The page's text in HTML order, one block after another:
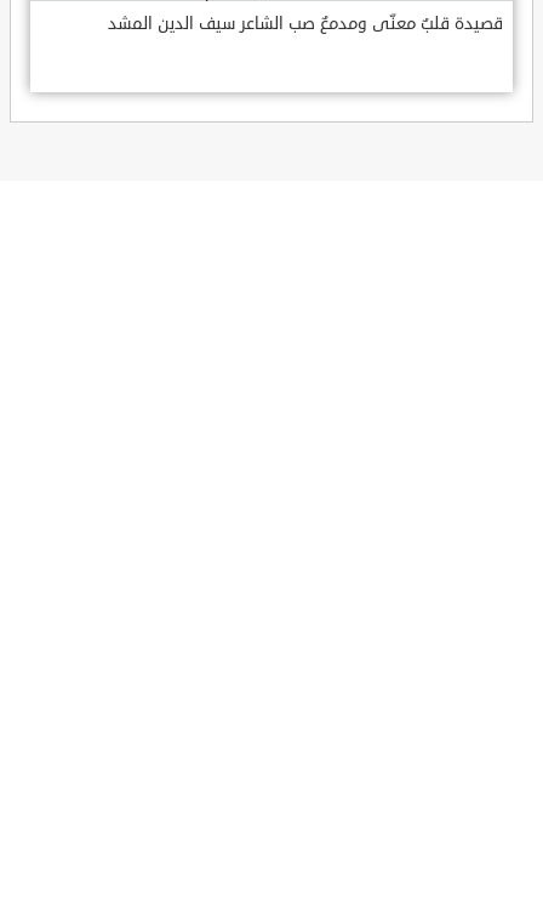
قصيدة قلبٌ معنّى ومدمعٌ صب الشاعر سيف الدين المشد